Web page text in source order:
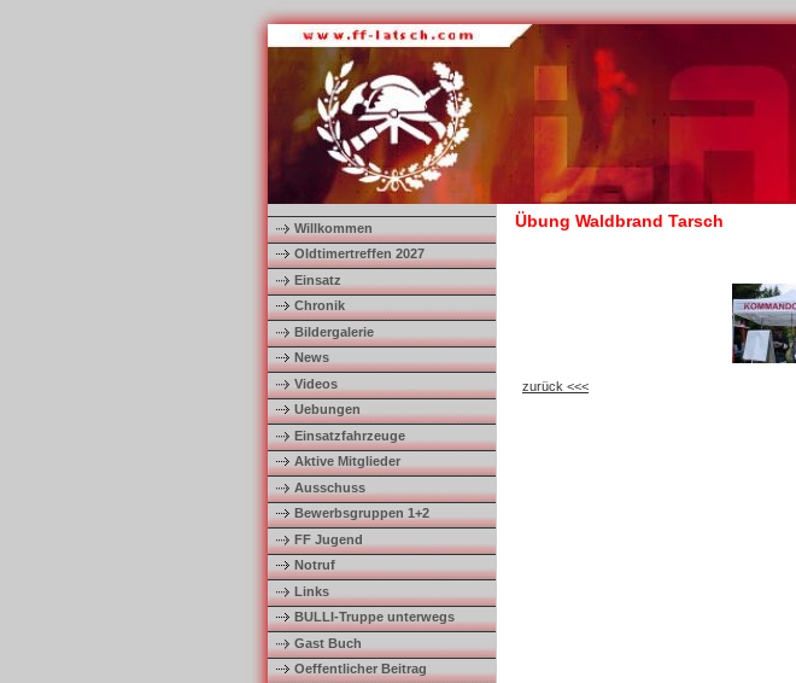
Willkommen
Oldtimertreffen 2027
Einsatz
Chronik
Bildergalerie
News
Videos
Uebungen
Einsatzfahrzeuge
Aktive Mitglieder
Ausschuss
Bewerbsgruppen 1+2
FF Jugend
Notruf
Links
BULLI-Truppe unterwegs
Gast Buch
Oeffentlicher Beitrag
Übung Waldbrand Tarsch
zurück <<<